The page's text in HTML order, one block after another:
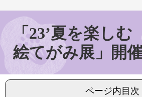
「23’夏を楽し
絵てがみ展」開
ページ内目次